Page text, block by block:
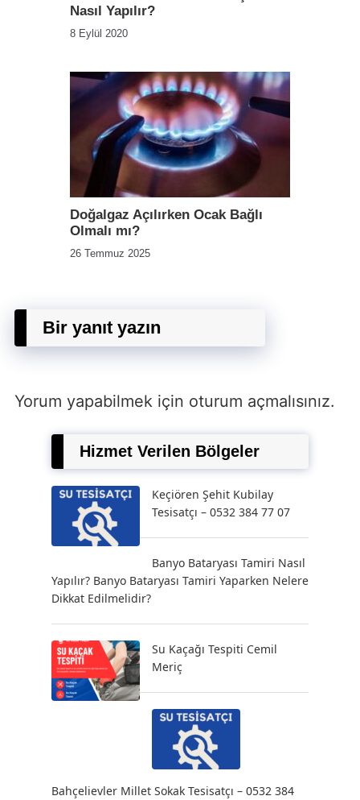
Nasıl Yapılır?
8 Eylül 2020
Doğalgaz Açılırken Ocak Bağlı
Olmalı mı?
26 Temmuz 2025
Bir yanıt yazın
Yorum yapabilmek için oturum açmalısınız.
Hizmet Verilen Bölgeler
Keçiören Şehit Kubilay
Tesisatçı – 0532 384 77 07
Banyo Bataryası Tamiri Nasıl
Yapılır? Banyo Bataryası Tamiri Yaparken Nelere
Dikkat Edilmelidir?
Su Kaçağı Tespiti Cemil
Meriç
Bahçelievler Millet Sokak Tesisatçı – 0532 384